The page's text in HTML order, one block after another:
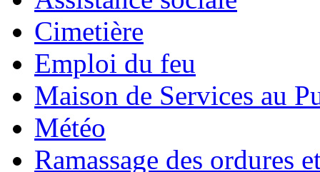
Cimetière
Emploi du feu
Maison de Services au
Météo
Ramassage des ordures